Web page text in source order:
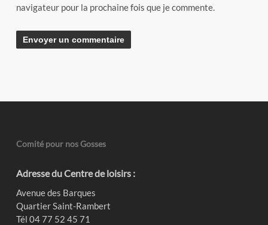
navigateur pour la prochaine fois que je commente.
Comité pour nos Gosses
Adresse du Centre de loisirs :
Avenue des Barques
Quartier Saint-Rambert
Tél 04 77 52 45 71